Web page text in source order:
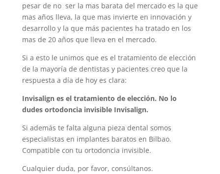
pesar de no ser la mas barata del mercado es la que
mas años lleva, la que mas invierte en innovación y
desarrollo y la que más pacientes ha tratado en los
mas de 20 años que lleva en el mercado.
Si a esto le unimos que es el tratamiento de elección
de la mayoría de dentistas y pacientes creo que la
respuesta a día de hoy es clara:
Invisalign es el tratamiento de elección. No lo
dudes ortodoncia invisible Invisalign.
Si además te falta alguna pieza dental somos
especialistas en implantes baratos en Bilbao.
Compatible con tu ortodoncia invisible.
Cualquier duda, por favor, consúltanos.